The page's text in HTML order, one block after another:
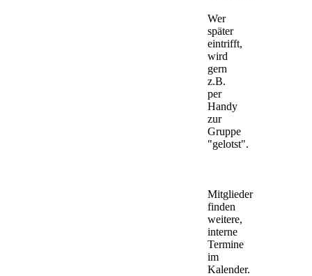
Wer
später
eintrifft,
wird
gern
z.B.
per
Handy
zur
Gruppe
"gelotst".
Mitglieder
finden
weitere,
interne
Termine
im
Kalender.